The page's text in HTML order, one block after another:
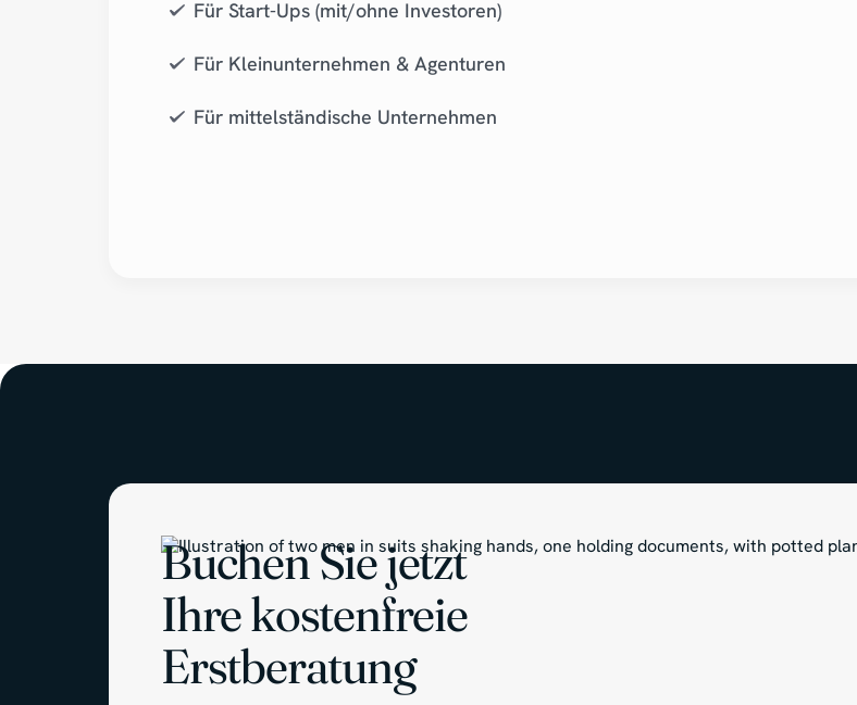
Für Start-Ups (mit/ohne Investoren)
Für Kleinunternehmen & Agenturen
Für mittelständische Unternehmen
Buchen Sie jetzt
Ihre kostenfreie
Erstberatung